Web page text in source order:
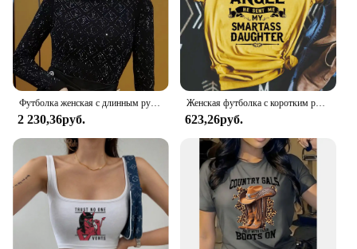
Футболка женская с длинным рукавом, повседневный универсальный топ с воротником средней длины, со стразами, черная, весна-осень
2 230,36руб.
Женская футболка с коротким рукавом, круглым вырезом и принтом «Ангел»
623,26руб.